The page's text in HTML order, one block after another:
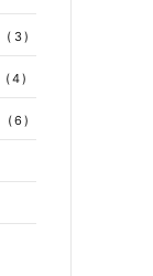
(3)
(4)
(6)